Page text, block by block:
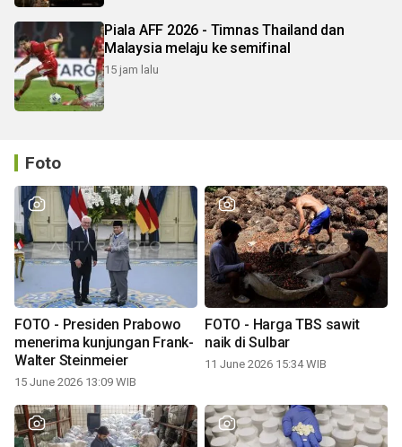
Piala AFF 2026 - Timnas Thailand dan
Malaysia melaju ke semifinal
15 jam lalu
Foto
FOTO - Presiden Prabowo
menerima kunjungan Frank-
Walter Steinmeier
15 June 2026 13:09 WIB
FOTO - Harga TBS sawit
naik di Sulbar
11 June 2026 15:34 WIB